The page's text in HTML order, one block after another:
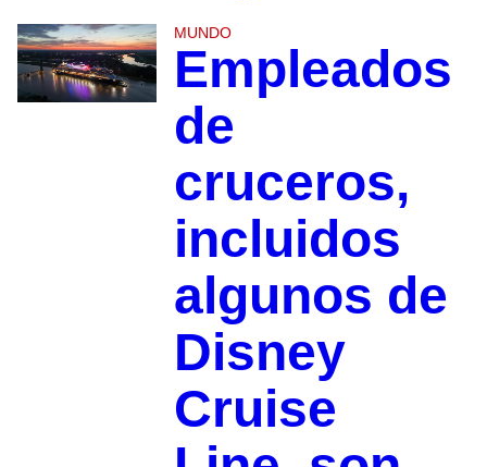
MUNDO
Empleados
de
cruceros,
incluidos
algunos de
Disney
Cruise